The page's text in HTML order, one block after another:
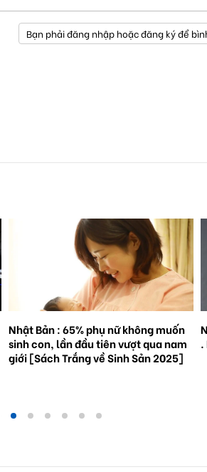
Bạn phải đăng nhập hoặc đăng ký để
Natto trở thành hiện tượng toàn cầu
. Bối cảnh và triển vọng tương lai.